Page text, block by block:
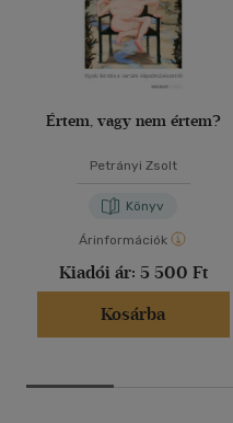
Értem, vagy nem értem?
Petrányi Zsolt
Könyv
Árinformációk
Kiadói ár: 5 500 Ft
Kosárba